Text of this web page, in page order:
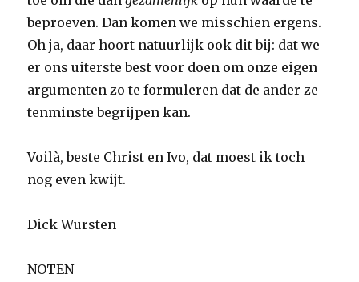
beproeven. Dan komen we misschien ergens.
Oh ja, daar hoort natuurlijk ook dit bij: dat we
er ons uiterste best voor doen om onze eigen
argumenten zo te formuleren dat de ander ze
tenminste begrijpen kan.
Voilà, beste Christ en Ivo, dat moest ik toch
nog even kwijt.
Dick Wursten
NOTEN